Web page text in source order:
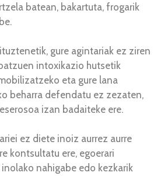
batean, bakartuta, frogarik
gure agintariak ez ziren
intoxikazio hutsetik
eta gure lana
beharra defendatu ez zezaten,
izan badaiteke ere.
ez diete inoiz aurrez aurre
kontsultatu ere, egoerari
nahigabe edo kezkarik